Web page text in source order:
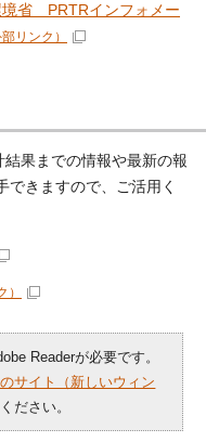
境省 PRTRインフォメー
部リンク）
果までの情報や最新の報
できますので、ご活用く
）
Readerが必要です。
サイト（新しいウィン
ださい。